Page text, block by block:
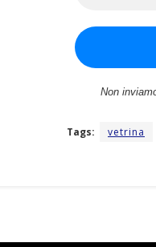
Non
Tags: vetrina